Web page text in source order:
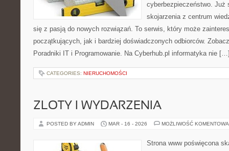
cyberbezpieczeństwo. Już
skojarzenia z centrum
się z pasją do nowych rozwiązań. To serwis, który może
początkujących, jak i bardziej doświadczonych odbiorców.
Poradniki IT i Programowanie. Na Cyberhub.pl informatyka nie
CATEGORIES: NIERUCHOMOŚCI
ZLOTY I WYDARZENIA
POSTED BY ADMIN MAR - 16 - 2026 MOŻLIWOŚĆ
Strona www poświęcona